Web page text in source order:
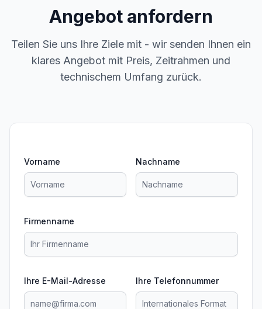
Angebot anfordern
Teilen Sie uns Ihre Ziele mit - wir senden Ihnen ein
klares Angebot mit Preis, Zeitrahmen und
technischem Umfang zurück.
Vorname Nachname
Firmenname
Ihre E-Mail-Adresse Ihre Telefonnummer